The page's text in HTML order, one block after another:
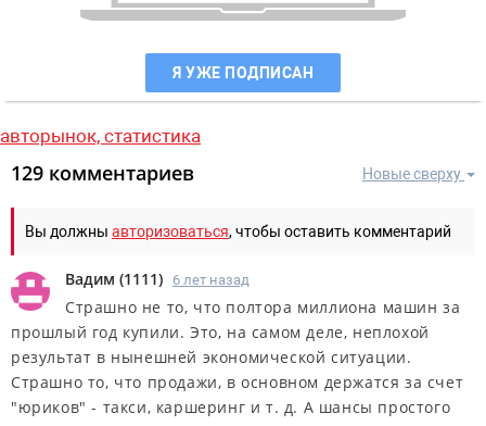
Я УЖЕ ПОДПИСАН
авторынок, статистика
Новые сверху
129 комментариев
Вы должны авторизоваться, чтобы оставить комментарий
Вадим (1111) 6 лет назад
Страшно не то, что полтора миллиона машин за
прошлый год купили. Это, на самом деле, неплохой
результат в нынешней экономической ситуации.
Страшно то, что продажи, в основном держатся за счет
"юриков" - такси, каршеринг и т. д. А шансы простого